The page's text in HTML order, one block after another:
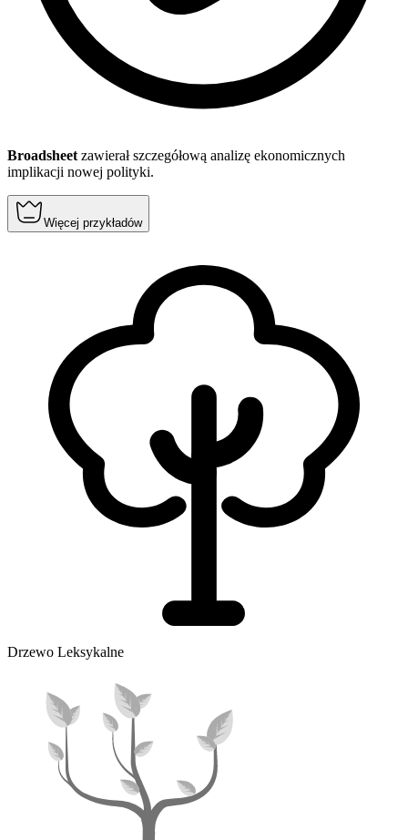
Broadsheet zawierał szczegółową analizę ekonomicznych
implikacji nowej polityki.
Więcej przykładów
Drzewo Leksykalne